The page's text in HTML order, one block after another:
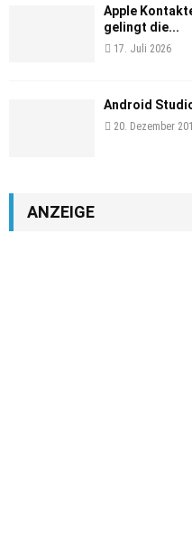
Apple
gelingt die...
17. Juli 2026
Android
20. Dezember
ANZEIGE